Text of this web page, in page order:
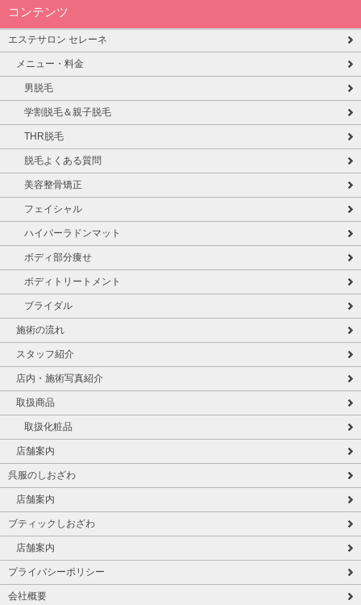
コンテンツ
エステサロン セレーネ
メニュー・料金
男脱毛
学割脱毛＆親子脱毛
THR脱毛
脱毛よくある質問
美容整骨矯正
フェイシャル
ハイパーラドンマット
ボディ部分痩せ
ボディトリートメント
ブライダル
施術の流れ
スタッフ紹介
店内・施術写真紹介
取扱商品
取扱化粧品
店舗案内
呉服のしおざわ
店舗案内
ブティックしおざわ
店舗案内
プライバシーポリシー
会社概要